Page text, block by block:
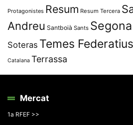
Protagonistes Resum Resum Tercera
Andreu Santboià Sants
Soteras Temes Federatius
Catalana Terrassa
Mercat
1a RFEF >>